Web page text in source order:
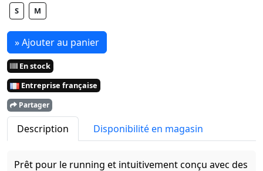
S M
» Ajouter au panier
En stock
Entreprise française
Partager
Description Disponibilité en magasin
Prêt pour le running et intuitivement conçu avec des